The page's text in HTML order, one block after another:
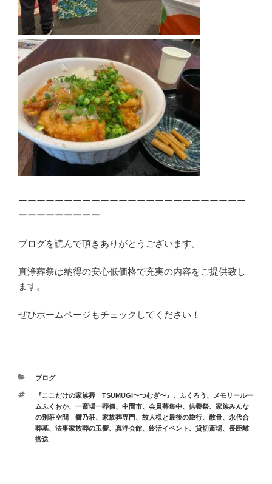
ーーーーーーーーーーーーーーーーーーーーーーーーー
ーーーーーーーーー
ブログを読んで頂きありがとうございます。
真浄葬祭は納得の安心低価格で充実の内容をご提供致し
ます。
ぜひホームページもチェックしてください！
カ
リ
ー
ブログ
タ
グ
『ここだけの家族葬 TSUMUGI〜つむぎ〜』 、 ふくろう 、
メモリールー
ムふくおか、 一斎場一葬儀、 中間市、 会員募集中、 供養祭、 家族みんな
の別荘空間 響乃荘、 家族葬専門、 故人様と最後の旅行、 散骨、 永代合
葬墓、 法事家族葬の玉響、 真浄会館、 終活イベント 、 貸切斎場、 長距離
搬送